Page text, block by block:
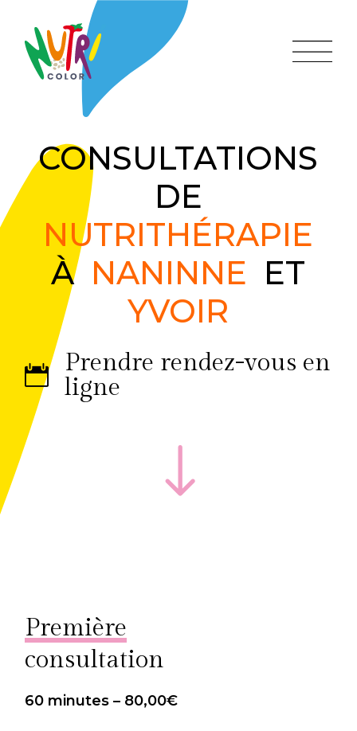
CONSULTATIONS
DE
NUTRITHÉRAPIE
À NANINNE ET
YVOIR
Prendre rendez-vous en
ligne
Première
consultation
60 minutes – 80,00€